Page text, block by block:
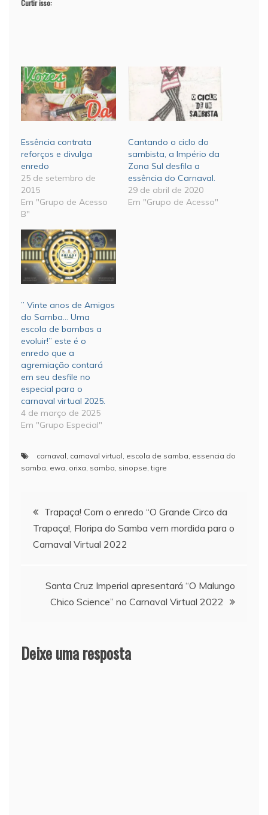
Curtir isso:
Essência contrata
reforços e divulga
enredo
25 de setembro de
2015
Em "Grupo de Acesso
B"
Cantando o ciclo do
sambista, a Império da
Zona Sul desfila a
essência do Carnaval.
29 de abril de 2020
Em "Grupo de Acesso"
” Vinte anos de Amigos
do Samba… Uma
escola de bambas a
evoluir!” este é o
enredo que a
agremiação contará
em seu desfile no
especial para o
carnaval virtual 2025.
4 de março de 2025
Em "Grupo Especial"
carnaval carnaval virtual escola de samba essencia do
samba ewa orixa samba sinopse ,tigre
Navegação
de
Trapaça! Com o enredo “O Grande Circo da
Trapaça!, Floripa do Samba vem mordida para o
Carnaval Virtual 2022
Santa Cruz Imperial apresentará “O Malungo
Chico Science” no Carnaval Virtual 2022
Deixe uma resposta